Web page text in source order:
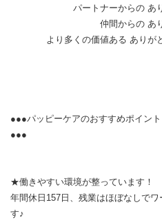
パートナーからの あり
仲間からの ありが
より多くの価値ある ありがと
●●●パッピーケアのおすすめポイント
★働きやすい環境が整っています！
年間休日157日、残業はほぼなしで
す♪